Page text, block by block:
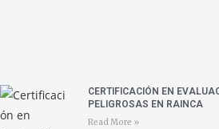
CERTIFICACIÓN EN
PELIGROSAS EN RAINCA
Read More »